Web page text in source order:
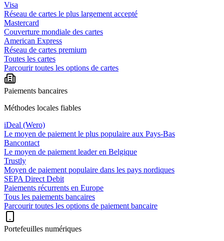
Visa
Réseau de cartes le plus largement accepté
Mastercard
Couverture mondiale des cartes
American Express
Réseau de cartes premium
Toutes les cartes
Parcourir toutes les options de cartes
Paiements bancaires
Méthodes locales fiables
iDeal (Wero)
Le moyen de paiement le plus populaire aux Pays-Bas
Bancontact
Le moyen de paiement leader en Belgique
Trustly
Moyen de paiement populaire dans les pays nordiques
SEPA Direct Debit
Paiements récurrents en Europe
Tous les paiements bancaires
Parcourir toutes les options de paiement bancaire
Portefeuilles numériques